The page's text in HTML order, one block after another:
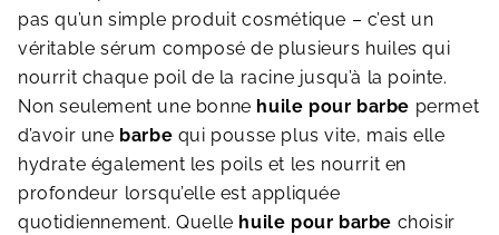
pas qu’un simple produit cosmétique – c’est un
véritable sérum composé de plusieurs huiles qui
nourrit chaque poil de la racine jusqu’à la pointe.
Non seulement une bonne huile pour barbe permet
d’avoir une barbe qui pousse plus vite, mais elle
hydrate également les poils et les nourrit en
profondeur lorsqu’elle est appliquée
quotidiennement. Quelle huile pour barbe choisir